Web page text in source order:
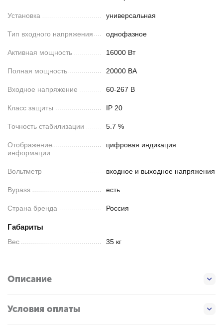
Установка универсальная
Тип входного напряжения однофазное
Активная мощность 16000 Вт
Полная мощность 20000 ВА
Входное напряжение 60-267 В
Класс защиты IP 20
Точность стабилизации 5.7 %
Отображение
информации
цифровая индикация
Вольтметр входное и выходное напряжения
Bypass есть
Страна бренда Россия
Габариты
Вес 35 кг
Описание
Условия оплаты